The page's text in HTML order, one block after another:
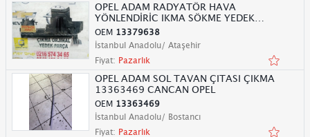
OPEL ADAM RADYATÖR HAVA
YÖNLENDİRİC IKMA SÖKME YEDEK
PARÇA
OEM 13379638
İstanbul Anadolu/ Ataşehir
Fiyat: Pazarlık
OPEL ADAM SOL TAVAN ÇITASI ÇIKMA
13363469 CANCAN OPEL
OEM 13363469
İstanbul Anadolu/ Bostancı
Fiyat: Pazarlık